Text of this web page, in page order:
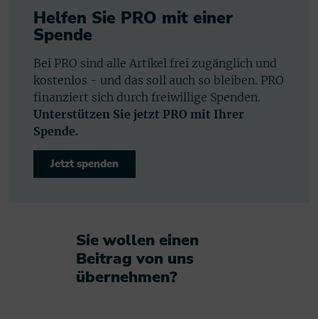
Helfen Sie PRO mit einer
Spende
Bei PRO sind alle Artikel frei zugänglich und
kostenlos - und das soll auch so bleiben. PRO
finanziert sich durch freiwillige Spenden.
Unterstützen Sie jetzt PRO mit Ihrer
Spende.
Jetzt spenden
Sie wollen einen
Beitrag von uns
übernehmen?​